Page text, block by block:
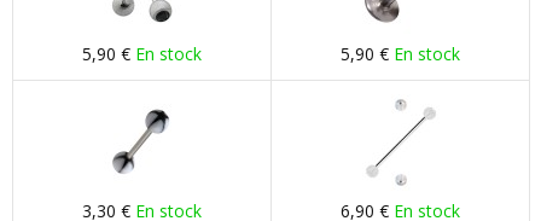
5,90 € En stock 5,90 € En stock
3,30 € En stock 6,90 € En stock